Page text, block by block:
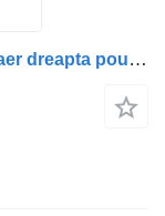
Suspension pneumatique Burduf de aer dreapta pour camion Volvo 16Q4/16